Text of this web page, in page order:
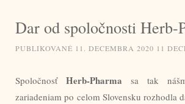
Dar od spoločnosti Herb-
PUBLIKOVANÉ 11. DECEMBRA 2020 11
Spoločnosť Herb-Pharma sa tak
zariadeniam po celom Slovensku rozhodla